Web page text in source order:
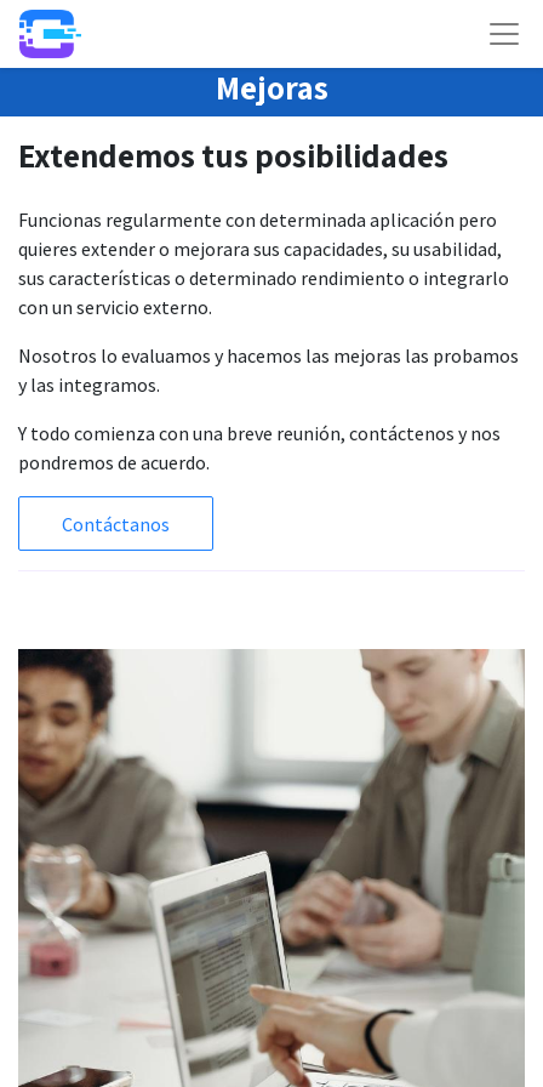
Mejoras
Extendemos tus posibilidades
Funcionas regularmente con determinada aplicación pero
quieres extender o mejorara sus capacidades, su usabilidad,
sus características o determinado rendimiento o integrarlo
con un servicio externo.
Nosotros lo evaluamos y hacemos las mejoras las probamos
y las integramos.
Y todo comienza con una breve reunión, contáctenos y nos
pondremos de acuerdo.
Contáctanos